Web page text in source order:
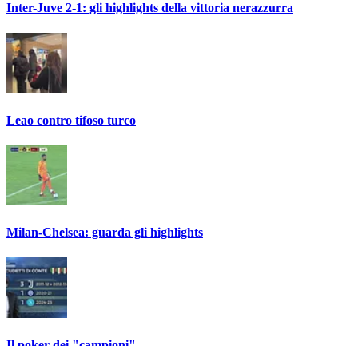
Inter-Juve 2-1: gli highlights della vittoria nerazzurra
Leao contro tifoso turco
Milan-Chelsea: guarda gli highlights